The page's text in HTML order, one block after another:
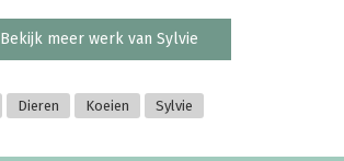
Bekijk meer werk van Sylvie
Dieren Koeien Sylvie